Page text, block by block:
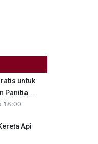
untuk
Panitia...
18:00
Api